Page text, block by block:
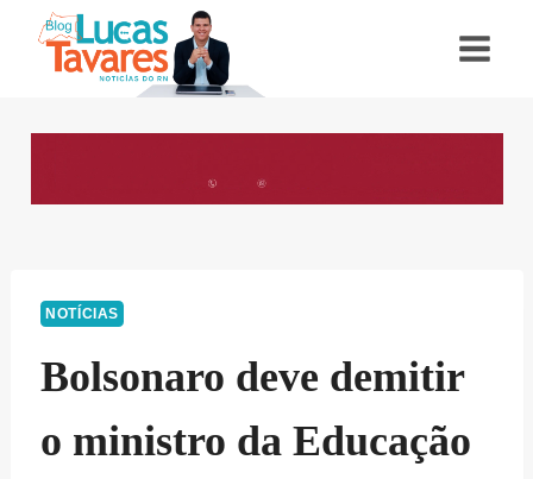
NOTÍCIAS
Bolsonaro deve demitir
o ministro da Educação